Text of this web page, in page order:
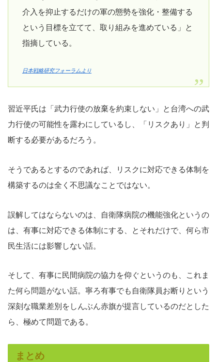
介入を抑止するだけの軍の態勢を強化・整備する
という目標を立てて、取り組みを進めている」と
指摘している。
日本戦略研究フォーラムより
習近平氏は「武力行使の放棄を約束しない」と台湾への武
力行使の可能性を露わにしているし、「リスクあり」と判
断する必要があるだろう。
そうであるとするのであれば、リスクに対応できる体制を
構築するのは全く不思議なことではない。
誤解してはならないのは、自衛隊病院の機能強化というの
は、有事に対応できる体制にする、とそれだけで、何ら市
民生活には影響しない話。
そして、有事に民間病院の協力を仰ぐというのも、これま
た何ら問題がない話。寧ろ有事でも自衛隊員お断りという
深刻な職業差別をしんぶん赤旗が提言しているのだとした
ら、極めて問題である。
まとめ